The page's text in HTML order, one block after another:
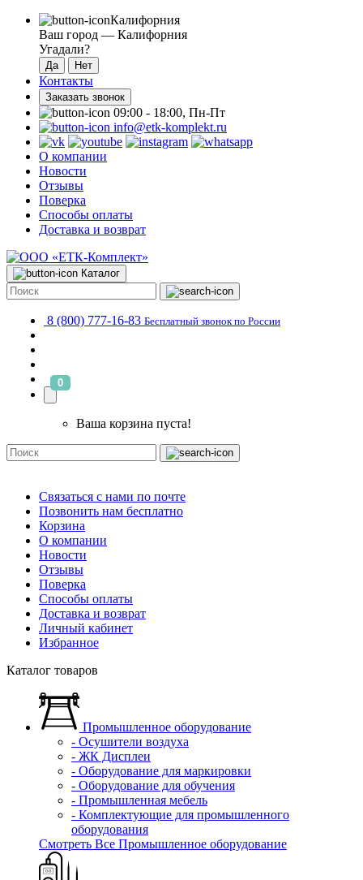
Калифорния
Ваш город — Калифорния
Угадали?
Контакты
Заказать звонок
09:00 - 18:00, Пн-Пт
info@etk-komplekt.ru
О компании
Новости
Отзывы
Поверка
Способы оплаты
Доставка и возврат
Каталог
8 (800) 777-16-83 Бесплатный звонок по России
0
Ваша корзина пуста!
Связаться с нами по почте
Позвонить нам бесплатно
Корзина
О компании
Новости
Отзывы
Поверка
Способы оплаты
Доставка и возврат
Личный кабинет
Избранное
Каталог товаров
Промышленное оборудование
- Осушители воздуха
- ЖК Дисплеи
- Оборудование для маркировки
- Оборудование для обучения
- Промышленная мебель
- Комплектующие для промышленного
оборудования
Смотреть Все Промышленное оборудование